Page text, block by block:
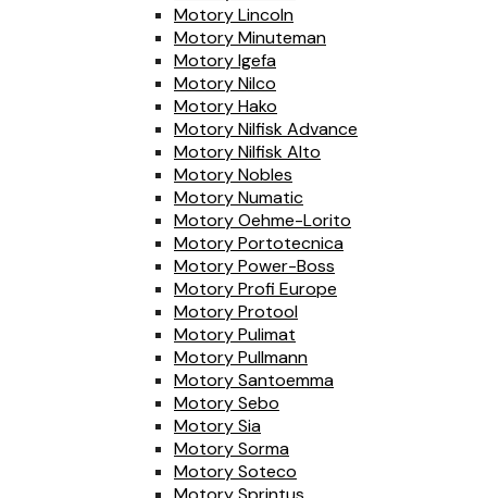
Motory Lincoln
Motory Minuteman
Motory Igefa
Motory Nilco
Motory Hako
Motory Nilfisk Advance
Motory Nilfisk Alto
Motory Nobles
Motory Numatic
Motory Oehme-Lorito
Motory Portotecnica
Motory Power-Boss
Motory Profi Europe
Motory Protool
Motory Pulimat
Motory Pullmann
Motory Santoemma
Motory Sebo
Motory Sia
Motory Sorma
Motory Soteco